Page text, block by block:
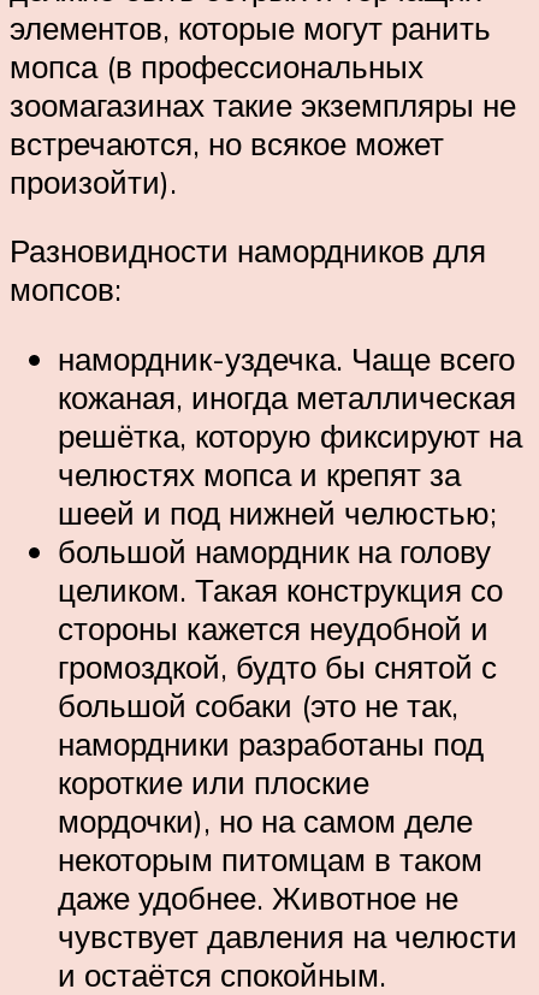
элементов, которые могут ранить
мопса (в профессиональных
зоомагазинах такие экземпляры не
встречаются, но всякое может
произойти).
Разновидности намордников для
мопсов:
намордник-уздечка. Чаще всего
кожаная, иногда металлическая
решётка, которую фиксируют на
челюстях мопса и крепят за
шеей и под нижней челюстью;
большой намордник на голову
целиком. Такая конструкция со
стороны кажется неудобной и
громоздкой, будто бы снятой с
большой собаки (это не так,
намордники разработаны под
короткие или плоские
мордочки), но на самом деле
некоторым питомцам в таком
даже удобнее. Животное не
чувствует давления на челюсти
и остаётся спокойным.